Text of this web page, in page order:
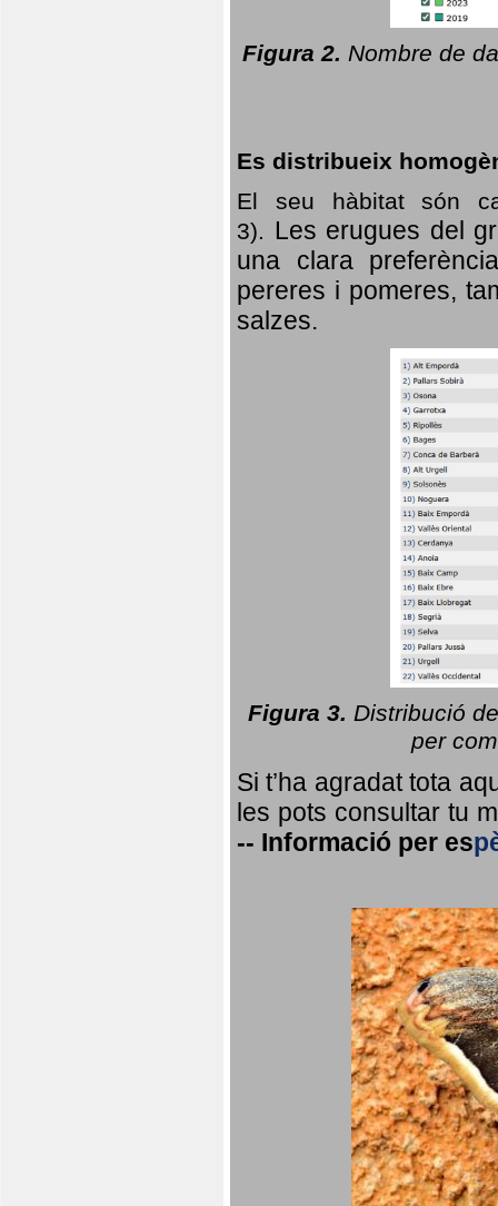
Figura 2. Nombre de
Es distribueix
El seu hàbitat són
3). Les erugues del
una clara
pereres i pomeres,
salzes.
Figura 3. Distribució
per
Si t’ha agradat tota
les pots consultar tu
-- Informació per es